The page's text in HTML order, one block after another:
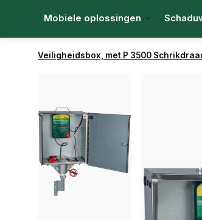
Mobiele oplossingen
Veiligheidsbox, met P 3500